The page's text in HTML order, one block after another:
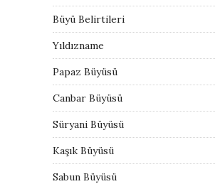
Büyü Belirtileri
Yıldızname
Papaz Büyüsü
Canbar Büyüsü
Süryani Büyüsü
Kaşık Büyüsü
Sabun Büyüsü